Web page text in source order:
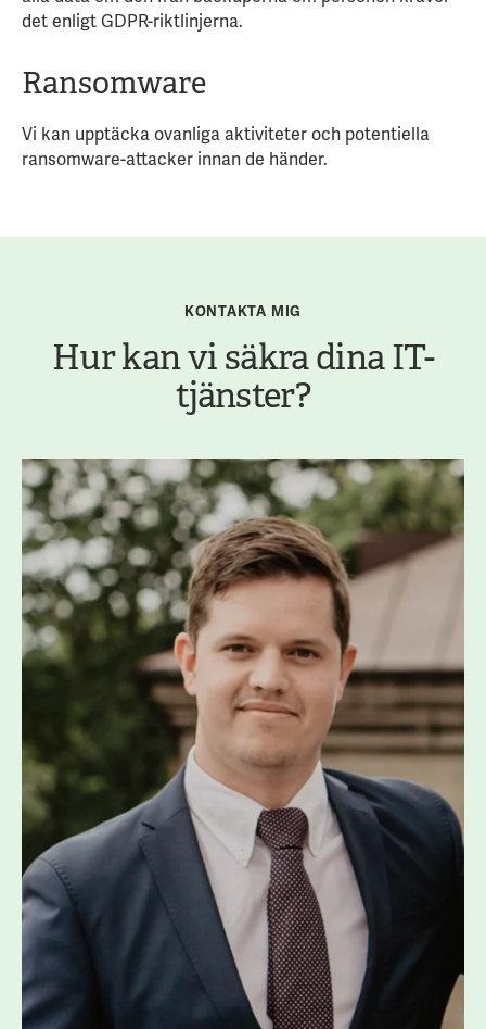
det enligt GDPR-riktlinjerna.
Ransomware
Vi kan upptäcka ovanliga aktiviteter och potentiella
ransomware-attacker innan de händer.
KONTAKTA MIG
Hur kan vi säkra dina IT-
tjänster?